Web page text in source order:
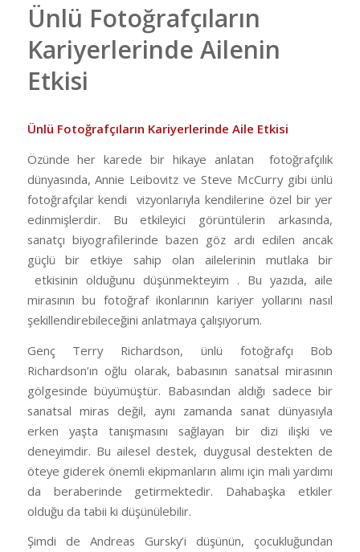
Ünlü Fotoğrafçıların
Kariyerlerinde Ailenin
Etkisi
Ünlü Fotoğrafçıların Kariyerlerinde Aile Etkisi
Özünde her karede bir hikaye anlatan fotoğrafçılık
dünyasında, Annie Leibovitz ve Steve McCurry gibi ünlü
fotoğrafçılar kendi vizyonlarıyla kendilerine özel bir yer
edinmişlerdir. Bu etkileyici görüntülerin arkasında,
sanatçı biyografilerinde bazen göz ardı edilen ancak
güçlü bir etkiye sahip olan ailelerinin mutlaka bir
etkisinin olduğunu düşünmekteyim . Bu yazıda, aile
mirasının bu fotoğraf ikonlarının kariyer yollarını nasıl
şekillendirebileceğini anlatmaya çalışıyorum.
Genç Terry Richardson, ünlü fotoğrafçı Bob
Richardson’ın oğlu olarak, babasının sanatsal mirasının
gölgesinde büyümüştür. Babasından aldığı sadece bir
sanatsal miras değil, aynı zamanda sanat dünyasıyla
erken yaşta tanışmasını sağlayan bir dizi ilişki ve
deneyimdir. Bu ailesel destek, duygusal destekten de
öteye giderek önemli ekipmanların alımı için mali yardımı
da beraberinde getirmektedir. Dahabaşka etkiler
olduğu da tabii ki düşünülebilir.
Şimdi de Andreas Gursky’i düşünün, çocukluğundan